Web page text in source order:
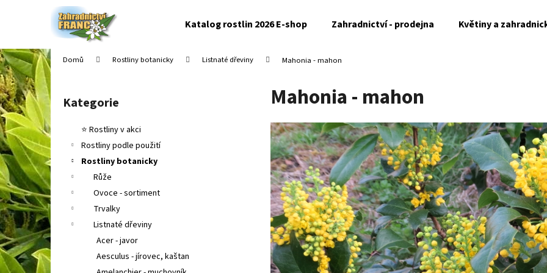
Katalog rostlin 2026 E-shop Zahradnictví - prodejna Květiny a
Domů Rostliny botanicky Listnaté dřeviny Mahonia - mahon
P
o
s
t
r
a
n
n
í
p
a
n
Přeskočit
kategorie
Kategorie
⭐ Rostliny v akci
Rostliny podle použití
Rostliny botanicky
Růže
Ovoce - sortiment
Trvalky
Listnaté dřeviny
Acer - javor
Aesculus - jírovec, kaštan
Mahonia - mahon
í
k
Zpět
do
obchodu
Zpět
do
obchodu
Co potřebujete najít?
Doporučujeme